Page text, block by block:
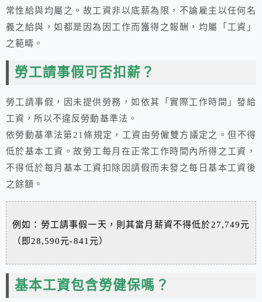
常性給與均屬之。故工資非以底薪為限，不論雇主以任何名
義之給與，如都是因為因工作而獲得之報酬，均屬「工資」
之範疇。
勞工請事假可否扣薪？
勞工請事假，因未提供勞務，如依其「實際工作時間」發給
工資，所以不違反勞動基準法。
依勞動基準法第21條規定，工資由勞僱雙方議定之。但不得
低於基本工資。故勞工每月在正常工作時間內所得之工資，
不得低於每月基本工資扣除因請假而未發之每日基本工資後
之餘額。
例如：勞工請事假一天，則其當月薪資不得低於27,749元
（即28,590元-841元）
基本工資包含勞健保嗎？